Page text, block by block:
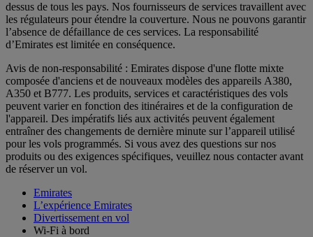
dessus de tous les pays. Nos fournisseurs de services travaillent avec
les régulateurs pour étendre la couverture. Nous ne pouvons garantir
l’absence de défaillance de ces services. La responsabilité
d’Emirates est limitée en conséquence.
Avis de non-responsabilité : Emirates dispose d'une flotte mixte
composée d'anciens et de nouveaux modèles des appareils A380,
A350 et B777. Les produits, services et caractéristiques des vols
peuvent varier en fonction des itinéraires et de la configuration de
l'appareil. Des impératifs liés aux activités peuvent également
entraîner des changements de dernière minute sur l’appareil utilisé
pour les vols programmés. Si vous avez des questions sur nos
produits ou des exigences spécifiques, veuillez nous contacter avant
de réserver un vol.
Emirates
L’expérience Emirates
Divertissement en vol
Wi-Fi à bord